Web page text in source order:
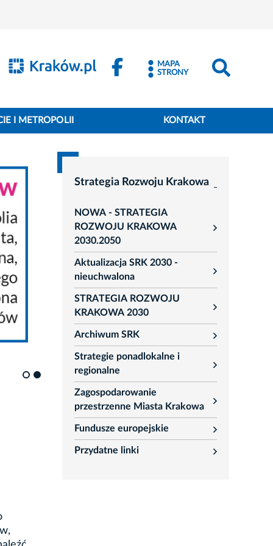
MAPA
STRONY
I METROPOLII KONTAKT
Strategia Rozwoju Krakowa
NOWA - STRATEGIA
ROZWOJU KRAKOWA
2030.2050
rozwiń
Aktualizacja SRK 2030 -
nieuchwalona
rozwiń
STRATEGIA ROZWOJU
KRAKOWA 2030
rozwiń
Archiwum SRK
rozwiń
Strategie ponadlokalne i
regionalne
rozwiń
Zagospodarowanie
przestrzenne Miasta Krakowa
rozwiń
Fundusze europejskie
rozwiń
Przydatne linki
rozwiń